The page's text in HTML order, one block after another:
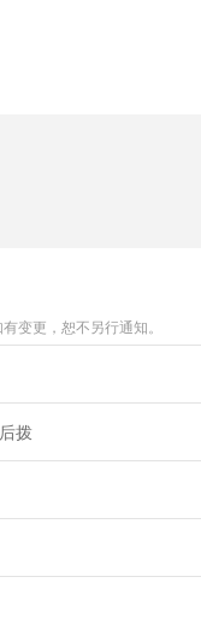
变更，恕不另行通知。
拨